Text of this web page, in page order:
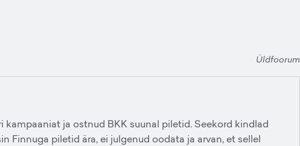
Üldfoorum
ja ostnud BKK suunal piletid. Seekord kindlad
Finnuga piletid ära, ei julgenud oodata ja arvan, et sellel